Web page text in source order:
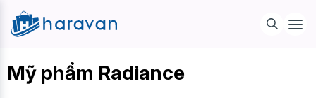
Mỹ phẩm Radiance